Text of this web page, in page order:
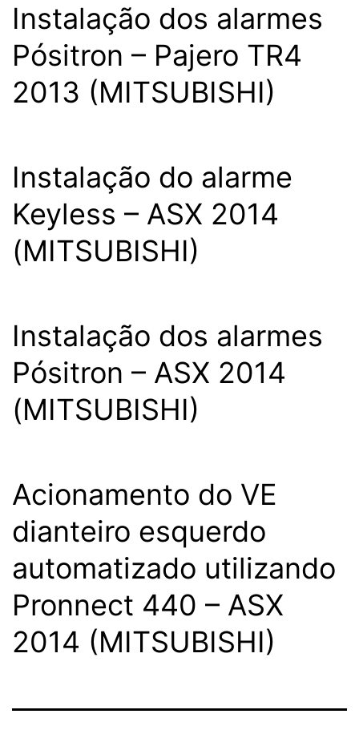
Instalação dos alarmes
Pósitron – Pajero TR4
2013 (MITSUBISHI)
Instalação do alarme
Keyless – ASX 2014
(MITSUBISHI)
Instalação dos alarmes
Pósitron – ASX 2014
(MITSUBISHI)
Acionamento do VE
dianteiro esquerdo
automatizado utilizando
Pronnect 440 – ASX
2014 (MITSUBISHI)